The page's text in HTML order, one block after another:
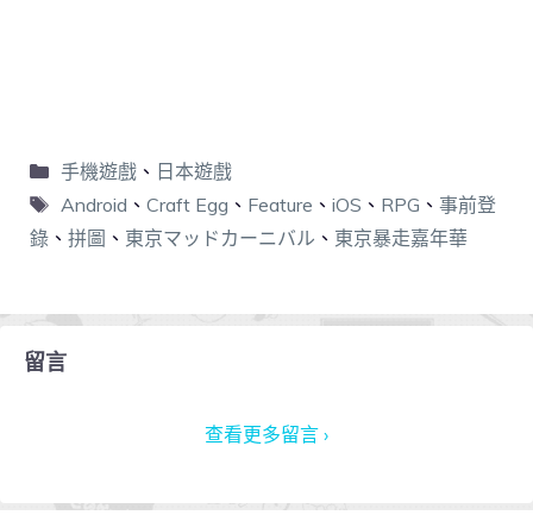
手機遊戲、 日本遊戲
Android 、 Craft Egg 、 Feature 、 iOS 、 RPG 、 事前登
錄 、 拼圖 、 東京マッドカーニバル 、 東京暴走嘉年華
留言
查看更多留言 ›